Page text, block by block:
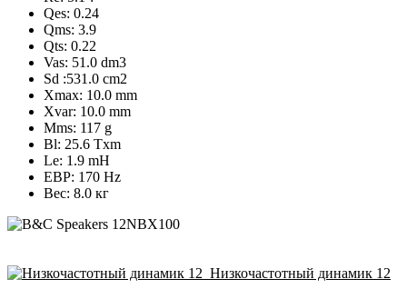
Qes: 0.24
Qms: 3.9
Qts: 0.22
Vas: 51.0 dm3
Sd :531.0 cm2
Xmax: 10.0 mm
Xvar: 10.0 mm
Mms: 117 g
Bl: 25.6 Txm
Le: 1.9 mH
EBP: 170 Hz
Вес: 8.0 кг
Низкочастотный динамик 12